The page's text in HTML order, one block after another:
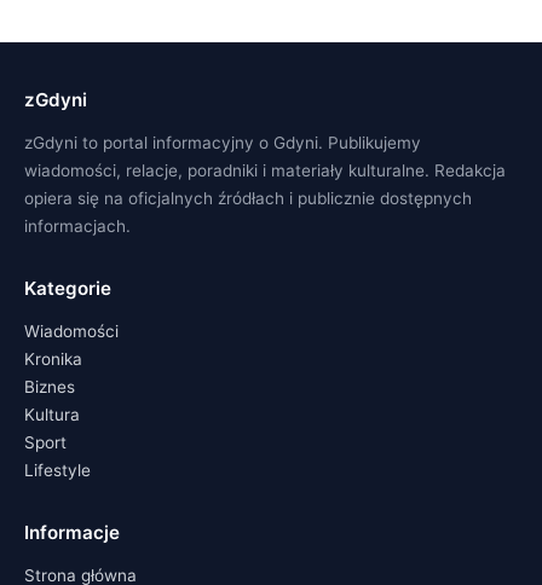
zGdyni
zGdyni to portal informacyjny o Gdyni. Publikujemy
wiadomości, relacje, poradniki i materiały kulturalne. Redakcja
opiera się na oficjalnych źródłach i publicznie dostępnych
informacjach.
Kategorie
Wiadomości
Kronika
Biznes
Kultura
Sport
Lifestyle
Informacje
Strona główna